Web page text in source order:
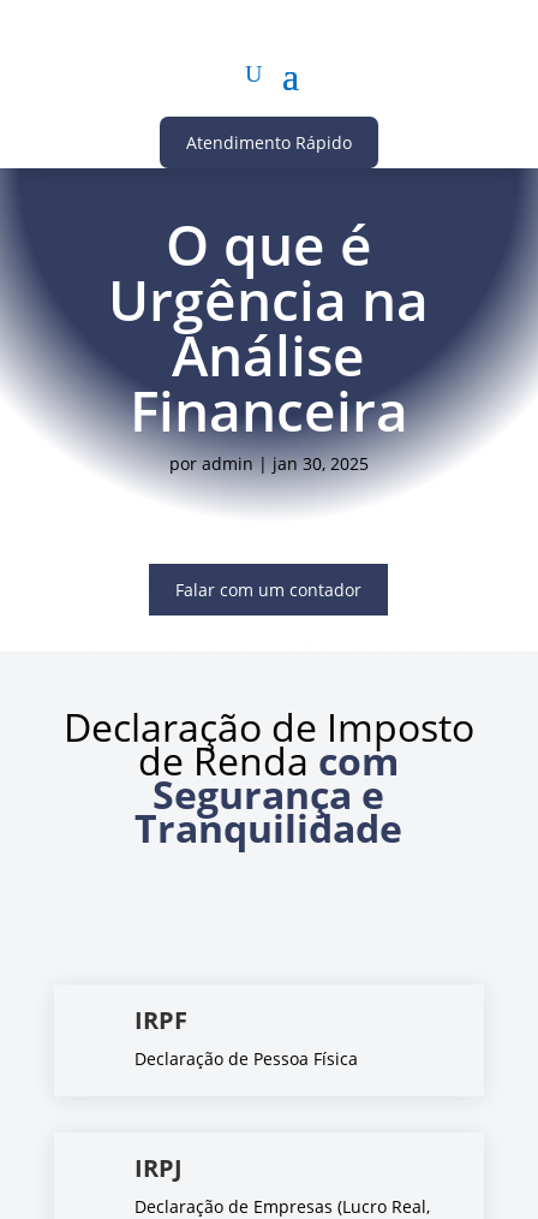
Atendimento Rápido
O que é
Urgência na
Análise
Financeira
poradmin|jan 30, 2025
Falar com um contador
Declaração de Imposto
de Renda com
Segurança e
Tranquilidade
IRPF
Declaração de Pessoa Física
IRPJ
Declaração de Empresas (Lucro Real,